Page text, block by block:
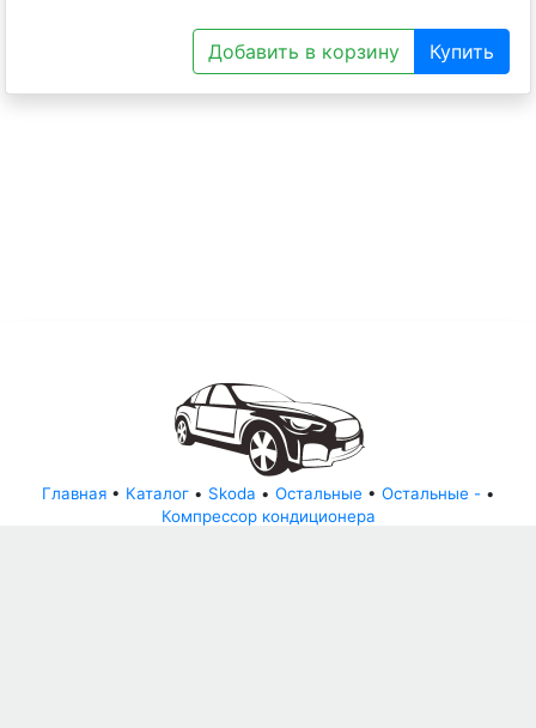
Добавить в корзину Купить
Главная• Каталог• Skoda • Остальные • Остальные - •
Компрессор кондиционера